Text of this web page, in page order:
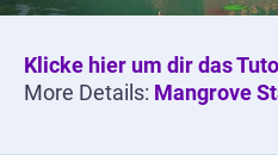
Klicke hier um dir das
More Details: Mangrove